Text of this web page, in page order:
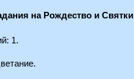
на Рождество и Святки
1.